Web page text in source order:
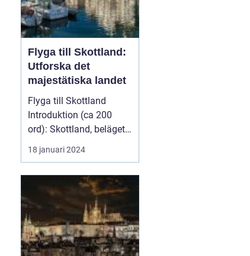
Flyga till Skottland:
Utforska det
majestätiska landet
Flyga till Skottland
Introduktion (ca 200
ord): Skottland, beläget i
norra delen av Stor...
18 januari 2024